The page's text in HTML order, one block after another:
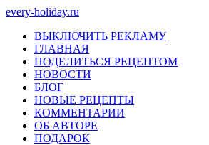
every-holiday.ru
ВЫКЛЮЧИТЬ РЕКЛАМУ
ГЛАВНАЯ
ПОДЕЛИТЬСЯ РЕЦЕПТОМ
НОВОСТИ
БЛОГ
НОВЫЕ РЕЦЕПТЫ
КОММЕНТАРИИ
ОБ АВТОРЕ
ПОДАРОК